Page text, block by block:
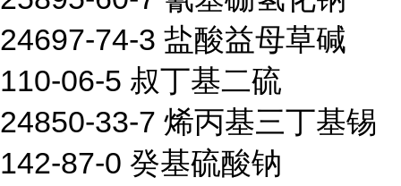
24697-74-3 盐酸益母草碱
110-06-5 叔丁基二硫
24850-33-7 烯丙基三丁基锡
142-87-0 癸基硫酸钠